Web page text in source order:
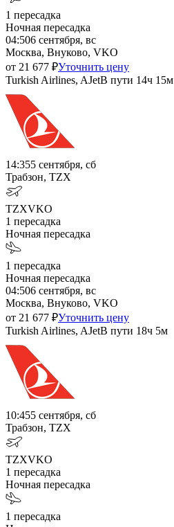
1 пересадка
Ночная пересадка
04:506 сентября, вс
Москва, Внуково, VKO
от 21 677 ₽Уточнить цену
Turkish Airlines, AJetВ пути 14ч 15м
14:355 сентября, сб
Трабзон, TZX
TZXVKO
1 пересадка
Ночная пересадка
1 пересадка
Ночная пересадка
04:506 сентября, вс
Москва, Внуково, VKO
от 21 677 ₽Уточнить цену
Turkish Airlines, AJetВ пути 18ч 5м
10:455 сентября, сб
Трабзон, TZX
TZXVKO
1 пересадка
Ночная пересадка
1 пересадка